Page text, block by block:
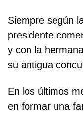
Siempre según
presidente
y con la
su antigua
En los últimos
en formar una